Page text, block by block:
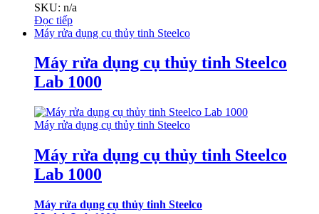
SKU: n/a
Đọc tiếp
Máy rửa dụng cụ thủy tinh Steelco
Máy rửa dụng cụ thủy tinh Steelco
Lab 1000
Máy rửa dụng cụ thủy tinh Steelco
Máy rửa dụng cụ thủy tinh Steelco
Lab 1000
Máy rửa dụng cụ thủy tinh Steelco